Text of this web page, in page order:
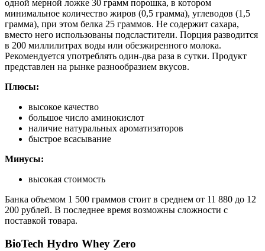
одной мерной ложке 30 грамм порошка, в котором
минимальное количество жиров (0,5 грамма), углеводов (1,5
грамма), при этом белка 25 граммов. Не содержит сахара,
вместо него использованы подсластители. Порция разводится
в 200 миллилитрах воды или обезжиренного молока.
Рекомендуется употреблять один-два раза в сутки. Продукт
представлен на рынке разнообразием вкусов.
Плюсы:
высокое качество
большое число аминокислот
наличие натуральных ароматизаторов
быстрое всасывание
Минусы:
высокая стоимость
Банка объемом 1 500 граммов стоит в среднем от 11 880 до 12
200 рублей. В последнее время возможны сложности с
поставкой товара.
BioTech Hydro Whey Zero